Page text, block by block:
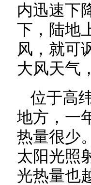
内迅速下
下，陆地
风，就可
大风天气
位于高
地方，一
热量很少
太阳光照
光热量也